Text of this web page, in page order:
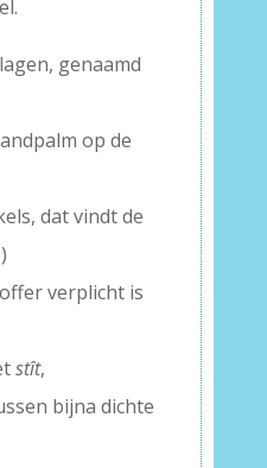
genaamd
op de
dat vindt de
verplicht is
stît,
bijna dichte